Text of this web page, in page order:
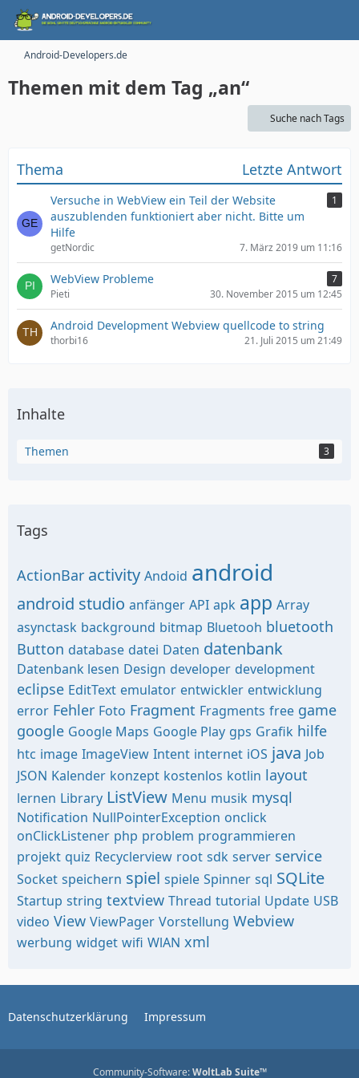
Android-Developers.de
Themen mit dem Tag „an“
Suche nach Tags
Thema Letzte Antwort
Versuche in WebView ein Teil der Website
auszublenden funktioniert aber nicht. Bitte um
Hilfe
1
getNordic 7. März 2019 um 11:16
WebView Probleme
7
Pieti
30. November 2015 um 12:45
Android Development Webview quellcode to string
thorbi16 21. Juli 2015 um 21:49
Inhalte
Themen 3
Tags
ActionBar activity Andoid android
android studio anfänger API apk app Array
asynctask background bitmap Bluetooh bluetooth
Button database datei Daten datenbank
Datenbank lesen Design developer development
eclipse EditText emulator entwickler entwicklung
error Fehler Foto Fragment Fragments free game
google Google Maps Google Play gps Grafik hilfe
htc image ImageView Intent internet iOS java Job
JSON Kalender konzept kostenlos kotlin layout
lernen Library ListView Menu musik mysql
Notification NullPointerException onclick
onClickListener php problem programmieren
projekt quiz Recyclerview root sdk server service
Socket speichern spiel spiele Spinner sql SQLite
Startup string textview Thread tutorial Update USB
video View ViewPager Vorstellung Webview
werbung widget wifi WlAN xml
Datenschutzerklärung Impressum
Community-Software:WoltLab Suite™